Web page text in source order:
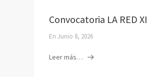
Convocatoria LA RED XI
En Junio 8, 2026
Leer más…